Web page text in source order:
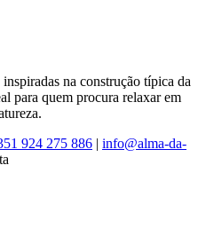
na construção típica da
para quem procura relaxar em
924 275 886 | info@alma-da-